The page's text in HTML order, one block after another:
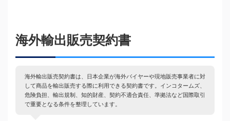
海外輸出販売契約書
海外輸出販売契約書は、日本企業が海外バイヤーや現地販売事業者に対
して商品を輸出販売する際に利用できる契約書です。インコタームズ、
危険負担、輸出規制、知的財産、契約不適合責任、準拠法など国際取引
で重要となる条件を整理しています。